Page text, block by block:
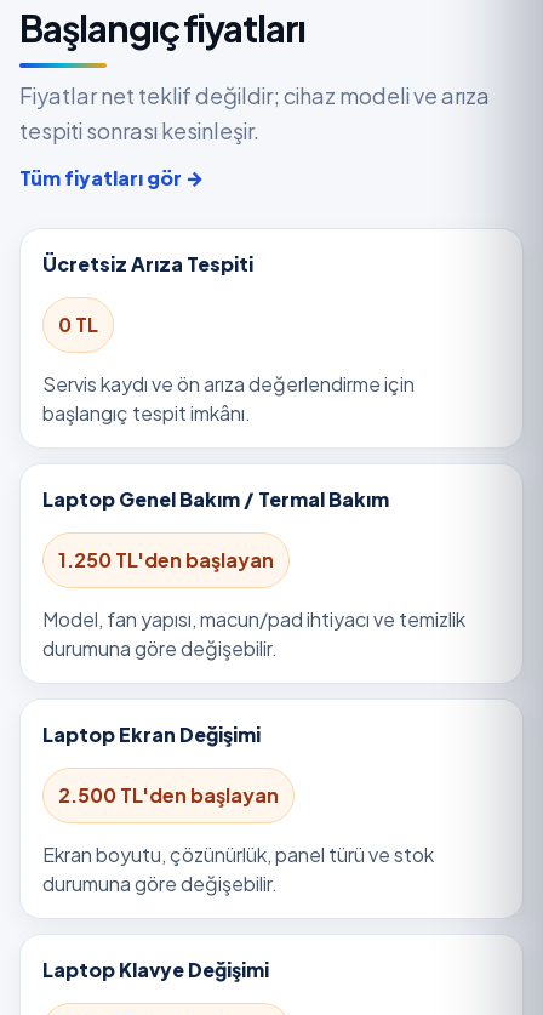
Başlangıç fiyatları
Fiyatlar net teklif değildir; cihaz modeli ve arıza
tespiti sonrası kesinleşir.
Tüm fiyatları gör →
Ücretsiz Arıza Tespiti
0 TL
Servis kaydı ve ön arıza değerlendirme için
başlangıç tespit imkânı.
Laptop Genel Bakım / Termal Bakım
1.250 TL'den başlayan
Model, fan yapısı, macun/pad ihtiyacı ve temizlik
durumuna göre değişebilir.
Laptop Ekran Değişimi
2.500 TL'den başlayan
Ekran boyutu, çözünürlük, panel türü ve stok
durumuna göre değişebilir.
Laptop Klavye Değişimi